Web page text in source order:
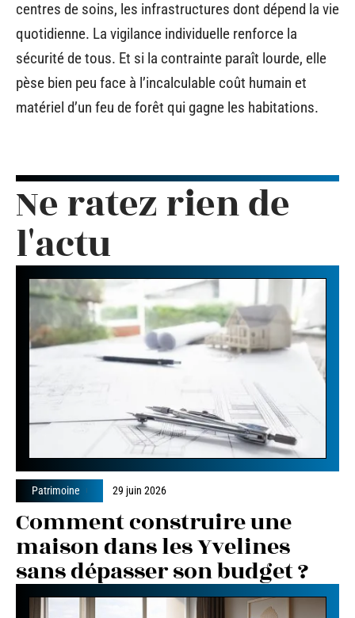
centres de soins, les infrastructures dont dépend la vie
quotidienne. La vigilance individuelle renforce la
sécurité de tous. Et si la contrainte paraît lourde, elle
pèse bien peu face à l’incalculable coût humain et
matériel d’un feu de forêt qui gagne les habitations.
Ne ratez rien de
l'actu
Patrimoine 29 juin 2026
Comment construire une
maison dans les Yvelines
sans dépasser son budget ?